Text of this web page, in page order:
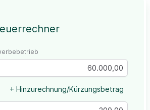
+ Hinzurechnung/Kürzungsbetrag